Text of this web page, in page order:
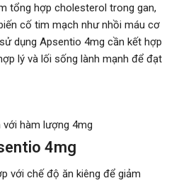
tổng hợp cholesterol trong gan,
cố tim mạch như nhồi máu cơ
dụng Apsentio 4mg cần kết hợp
lý và lối sống lành mạnh để đạt
hàm lượng 4mg
4mg
với chế độ ăn kiêng để giảm